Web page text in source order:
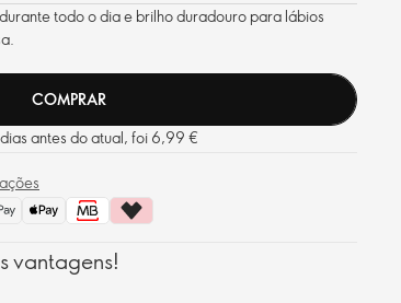
todo o dia e brilho duradouro para lábios
COMPRAR
antes do atual, foi 6,99 €
vantagens!